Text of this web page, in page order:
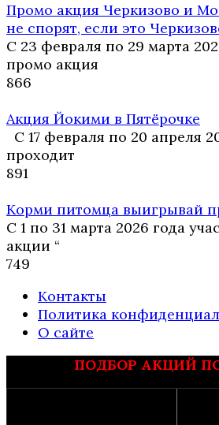
Промо акция Черкизово и
не спорят, если это
С 23 февраля по 29 марта
промо акция
866
Акция Йокими в Пятёрочке
С 17 февраля по 20 апреля
проходит
891
Корми питомца выигрывай
С 1 по 31 марта 2026 года
акции “
749
Контакты
Политика
О сайте
ПОДБОР АКЦИЙ